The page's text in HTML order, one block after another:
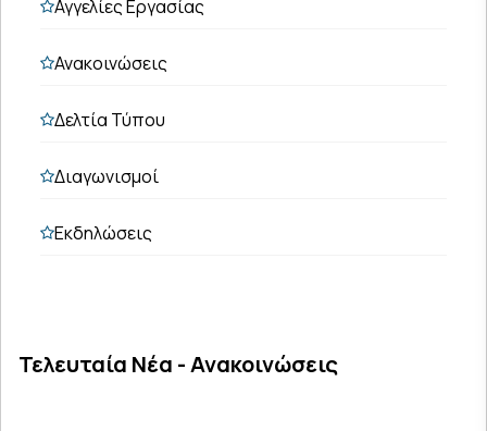
Αγγελίες Εργασίας
Ανακοινώσεις
Δελτία Τύπου
Διαγωνισμοί
Εκδηλώσεις
Τελευταία Νέα - Ανακοινώσεις